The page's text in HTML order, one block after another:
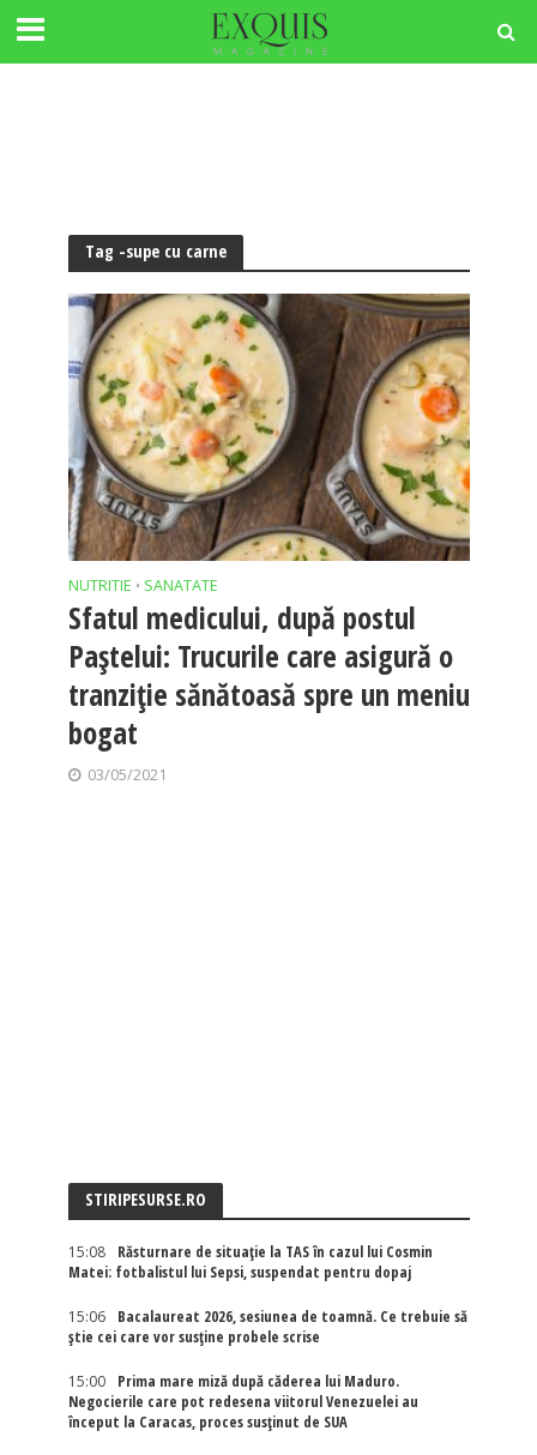
Tag -supe cu carne
NUTRITIE • SANATATE
Sfatul medicului, după postul
Paștelui: Trucurile care asigură o
tranziție sănătoasă spre un meniu
bogat
03/05/2021
STIRIPESURSE.RO
15:08
Răsturnare de situație la TAS în cazul lui Cosmin
Matei: fotbalistul lui Sepsi, suspendat pentru dopaj
15:06
Bacalaureat 2026, sesiunea de toamnă. Ce trebuie să
știe cei care vor susține probele scrise
15:00
Prima mare miză după căderea lui Maduro.
Negocierile care pot redesena viitorul Venezuelei au
început la Caracas, proces susținut de SUA